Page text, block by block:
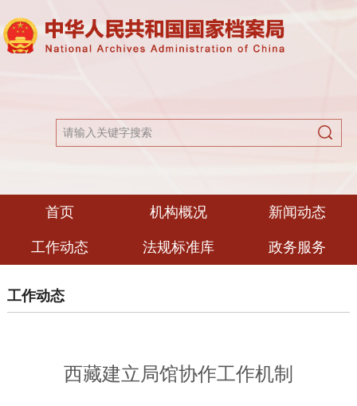
首页 机构概况 新闻动态
工作动态 法规标准库 政务服务
工作动态
西藏建立局馆协作工作机制